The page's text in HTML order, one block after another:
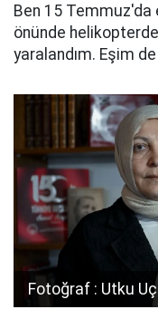
Ben 15 Temmuz'da
önünde
yaralandım. Eşim
Fotoğraf : Utku